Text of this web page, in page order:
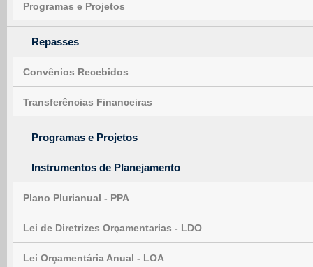
Programas e Projetos
Repasses
Convênios Recebidos
Transferências Financeiras
Programas e Projetos
Instrumentos de Planejamento
Plano Plurianual - PPA
Lei de Diretrizes Orçamentarias - LDO
Lei Orçamentária Anual - LOA